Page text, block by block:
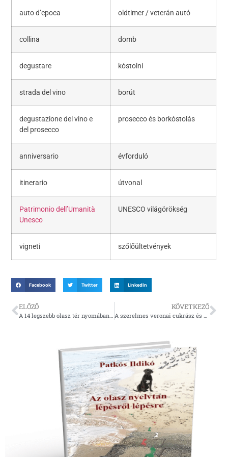
auto d’epoca oldtimer / veterán autó
collina domb
degustare kóstolni
strada del vino borút
degustazione del vino e
del prosecco
prosecco és borkóstolás
anniversario évforduló
itinerario útvonal
Patrimonio dell’Umanità
Unesco
UNESCO világörökség
vigneti szőlőültetvények
Facebook Twitter LinkedIn
ELŐZŐ
A 14 legszebb olasz tér nyomában 2.
KÖVETKEZŐ
A szerelmes veronai cukrász és az orosz torta esete